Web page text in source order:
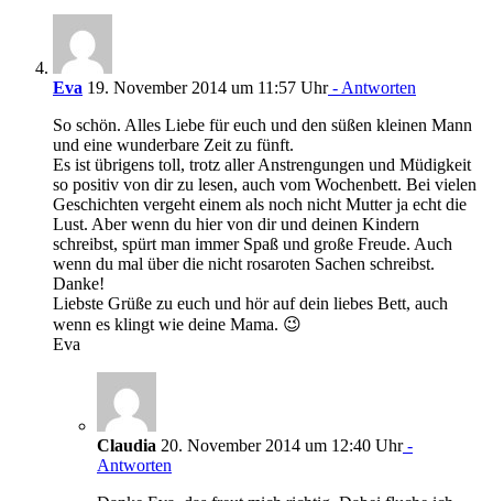
Eva 19. November 2014 um 11:57 Uhr- Antworten
So schön. Alles Liebe für euch und den süßen kleinen Mann
und eine wunderbare Zeit zu fünft.
Es ist übrigens toll, trotz aller Anstrengungen und Müdigkeit
so positiv von dir zu lesen, auch vom Wochenbett. Bei vielen
Geschichten vergeht einem als noch nicht Mutter ja echt die
Lust. Aber wenn du hier von dir und deinen Kindern
schreibst, spürt man immer Spaß und große Freude. Auch
wenn du mal über die nicht rosaroten Sachen schreibst.
Danke!
Liebste Grüße zu euch und hör auf dein liebes Bett, auch
wenn es klingt wie deine Mama. 😉
Eva
Claudia 20. November 2014 um 12:40 Uhr-
Antworten